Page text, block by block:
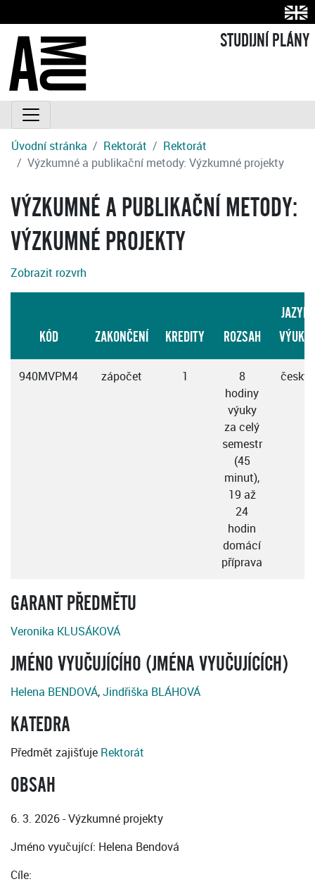
STUDIJNÍ PLÁNY
Úvodní stránka Rektorát
Rektorát
Výzkumné a publikační metody: Výzkumné projekty
VÝZKUMNÉ A PUBLIKAČNÍ METODY:
VÝZKUMNÉ PROJEKTY
Zobrazit rozvrh
KÓD ZAKONČENÍ KREDITY ROZSAH
JAZYK
VÝUKY
940MVPM4 zápočet 1
8
hodiny
výuky
za celý
semestr
(45
minut),
19 až
24
hodin
domácí
příprava
česky
GARANT PŘEDMĚTU
Veronika KLUSÁKOVÁ
JMÉNO VYUČUJÍCÍHO (JMÉNA VYUČUJÍCÍCH)
Helena BENDOVÁ,Jindřiška BLÁHOVÁ
KATEDRA
Předmět zajišťuje Rektorát
OBSAH
6. 3. 2026 - Výzkumné projekty
Jméno vyučující: Helena Bendová
Cíle: